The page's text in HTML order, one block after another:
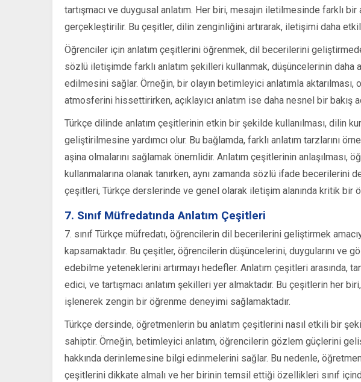
tartışmacı ve duygusal anlatım. Her biri, mesajın iletilmesinde farklı
gerçekleştirilir. Bu çeşitler, dilin zenginliğini artırarak, iletişimi daha
Öğrenciler için anlatım çeşitlerini öğrenmek, dil becerilerini
sözlü iletişimde farklı anlatım şekilleri kullanmak, düşüncelerinin daha
edilmesini sağlar. Örneğin, bir olayın betimleyici anlatımla aktarılması,
atmosferini hissettirirken, açıklayıcı anlatım ise daha nesnel bir bakış
Türkçe dilinde anlatım çeşitlerinin etkin bir şekilde kullanılması, dilin
geliştirilmesine yardımcı olur. Bu bağlamda, farklı anlatım tarzlarını
aşina olmalarını sağlamak önemlidir. Anlatım çeşitlerinin anlaşılması,
kullanmalarına olanak tanırken, aynı zamanda sözlü ifade becerilerini
çeşitleri, Türkçe derslerinde ve genel olarak iletişim alanında kritik bir
7. Sınıf Müfredatında Anlatım Çeşitleri
7. sınıf Türkçe müfredatı, öğrencilerin dil becerilerini geliştirmek
kapsamaktadır. Bu çeşitler, öğrencilerin düşüncelerini, duygularını ve
edebilme yeteneklerini artırmayı hedefler. Anlatım çeşitleri arasında,
edici, ve tartışmacı anlatım şekilleri yer almaktadır. Bu çeşitlerin her
işlenerek zengin bir öğrenme deneyimi sağlamaktadır.
Türkçe dersinde, öğretmenlerin bu anlatım çeşitlerini nasıl etkili bir
sahiptir. Örneğin, betimleyici anlatım, öğrencilerin gözlem güçlerini
hakkında derinlemesine bilgi edinmelerini sağlar. Bu nedenle,
çeşitlerini dikkate almalı ve her birinin temsil ettiği özellikleri sınıf